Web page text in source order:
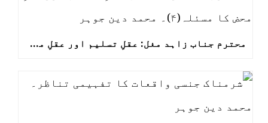
محترم جناب زاہد مغل: عقلِ تسلیم اور عقلِ محض کا مسئلہ(۴)۔ محمد دین جوہر